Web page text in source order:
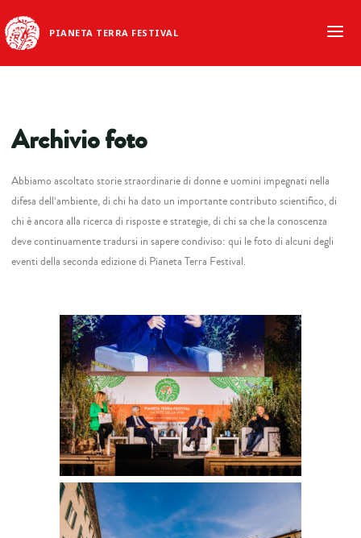
PIANETA TERRA FESTIVAL
Archivio foto
Abbiamo ascoltato storie straordinarie di donne e uomini impegnati nella
difesa dell’ambiente, di chi ha dato un importante contributo scientifico, di
chi è ancora alla ricerca di risposte e strategie, di chi sa che la conoscenza
deve continuamente tradursi in sapere condiviso: qui le foto di alcuni degli
eventi della seconda edizione di Pianeta Terra Festival.